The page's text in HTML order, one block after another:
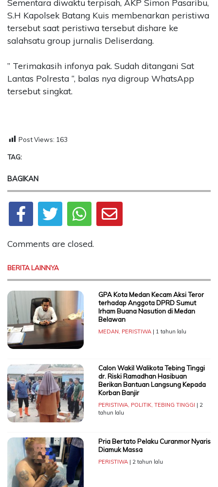
Sementara diwaktu terpisah, AKP Simon Pasaribu,
S.H Kapolsek Batang Kuis membenarkan peristiwa
tersebut saat peristiwa tersebut dishare ke
salahsatu group jurnalis Deliserdang.
” Terimakasih infonya pak. Sudah ditangani Sat
Lantas Polresta “, balas nya digroup WhatsApp
tersebut singkat.
Post Views: 163
TAG:
BAGIKAN
Comments are closed.
BERITA LAINNYA
GPA Kota Medan Kecam Aksi Teror
terhadap Anggota DPRD Sumut
Irham Buana Nasution di Medan
Belawan
MEDAN, PERISTIWA| 1 tahun lalu
Calon Wakil Walikota Tebing Tinggi
dr. Riski Ramadhan Hasibuan
Berikan Bantuan Langsung Kepada
Korban Banjir
PERISTIWA, POLITIK, TEBING TINGGI | 2
tahun lalu
Pria Bertato Pelaku Curanmor Nyaris
Diamuk Massa
PERISTIWA| 2 tahun lalu